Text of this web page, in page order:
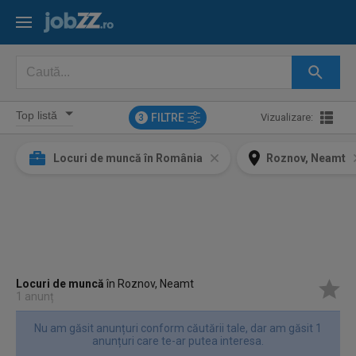
3 FILTRE Vizualizare:
Locuri de muncă în România Roznov, Neamt
Locuri de muncăîn Roznov, Neamt
1 anunț
Nu am găsit anunțuri conform căutării tale, dar am găsit 1
anunțuri care te-ar putea interesa.